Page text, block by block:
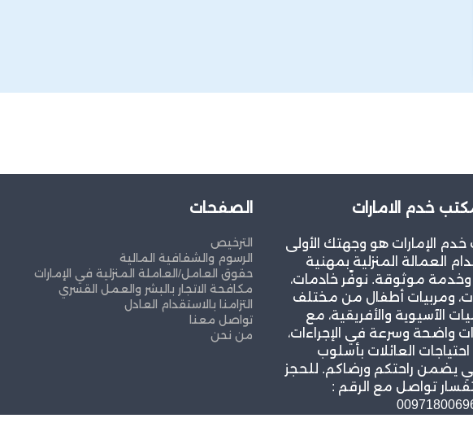
خدم الامارات
الإمارات هو وجهتك الأولى
العمالة المنزلية بمهنية
وخدمة موثوقة. نوفّر خادمات،
ومربيات أطفال من مختلف
الآسيوية والأفريقية، مع
واضحة وسرعة في الإجراءات،
احتياجات العائلات بأسلوب
يضمن راحتكم ورضاكم. للحجز
تواصل مع الرقم :
الصفحات
الترخيص
الرسوم والشفافية المالية
حقوق العامل/العاملة المنزلية في الإمارات
مكافحة الاتجار بالبشر والعمل القسري
التزامنا بالاستقدام العادل
تواصل معنا
من نحن